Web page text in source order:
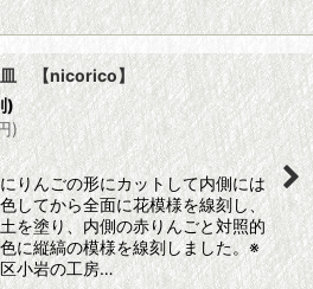
【nicorico】
)
)
りんごの形にカットして内側には
してから全面に花模様を線刻し、
を塗り、内側の赤りんごと対照的
に縦縞の模様を線刻しました。※
小岩の工房…